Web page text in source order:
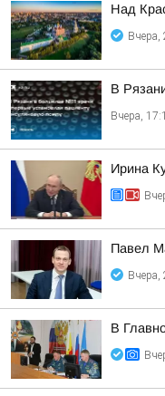
Над
Вчера,
В
Вчера,
Ирина
Павел
Вчера,
В